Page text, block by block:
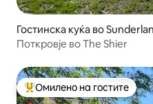
Гостинска куќа во
Поткровје во The Shier
Меѓу најуспешните
Омилено на гостите